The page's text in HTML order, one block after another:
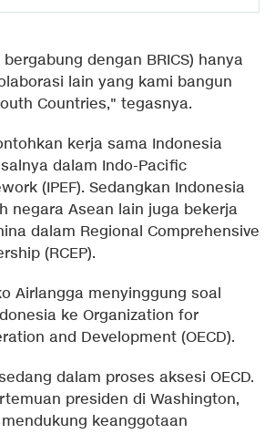
dengan BRICS) hanya
lain yang kami bangun
Countries," tegasnya.
kerja sama Indonesia
dalam Indo-Pacific
(IPEF). Sedangkan Indonesia
negara Asean lain juga bekerja
dalam Regional Comprehensive
(RCEP).
Airlangga menyinggung soal
ke Organization for
and Development (OECD).
dalam proses aksesi OECD.
presiden di Washington,
keanggotaan